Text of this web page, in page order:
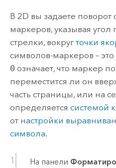
В 2D вы задаете поворот
маркеров, указывая угол
стрелки, вокруг точки
символов-маркеров –
0 означает, что маркер
переместится ли он
часть страницы, или на
определяется системой
от настройки
символа.
На панели